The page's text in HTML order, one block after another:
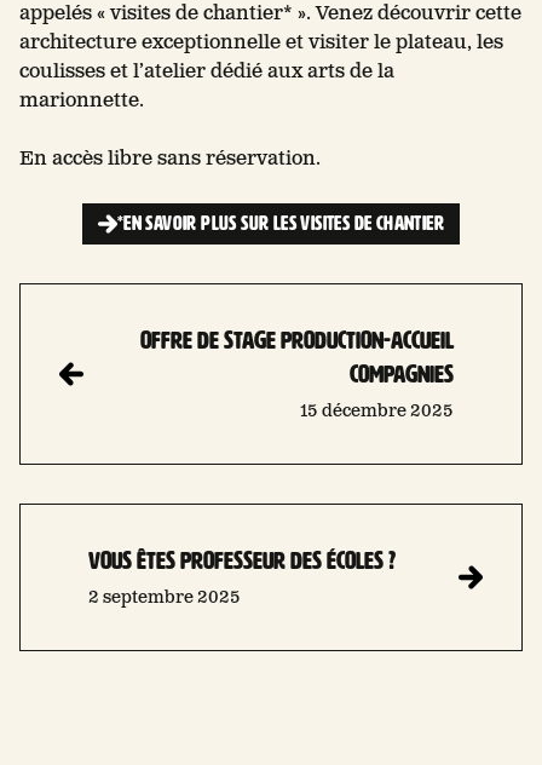
appelés « visites de chantier* ». Venez découvrir cette
architectureexceptionnelle et visiter le plateau, les
coulisses etl’atelier dédié aux arts de la
marionnette.
En accès libre sans réservation.
*EN SAVOIR PLUS SUR LES VISITES DE CHANTIER
OFFRE DE STAGE PRODUCTION-ACCUEIL
COMPAGNIES
15 décembre 2025
Vous êtes professeur des écoles ?
2 septembre 2025